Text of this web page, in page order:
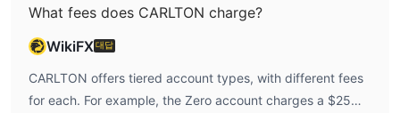
MetaTrader 5 플랫폼 을 이용할 수 있습니다.
플랫폼은모바일 및 Windows 장치
입출금
What fees does CARLTON charge?
WikiFX대답
CARLTON offers tiered account types, with different fees
for each. For example, the Zero account charges a $25